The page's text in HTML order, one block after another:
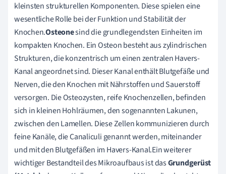
kleinsten strukturellen Komponenten. Diese spielen eine
wesentliche Rolle bei der Funktion und Stabilität der
Knochen.Osteonesind die grundlegendsten Einheiten im
kompakten Knochen. Ein Osteon besteht aus zylindrischen
Strukturen, die konzentrisch um einen zentralen Havers-
Kanal angeordnet sind. Dieser Kanal enthält Blutgefäße und
Nerven, die den Knochen mit Nährstoffen und Sauerstoff
versorgen. Die Osteozysten, reife Knochenzellen, befinden
sich in kleinen Hohlräumen, den sogenannten Lakunen,
zwischen den Lamellen. Diese Zellen kommunizieren durch
feine Kanäle, die Canaliculi genannt werden, miteinander
und mit den Blutgefäßen im Havers-Kanal.Ein weiterer
wichtiger Bestandteil des Mikroaufbaus ist dasGrundgerüst